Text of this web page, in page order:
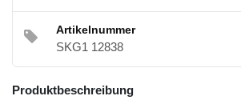
Artikelnummer
SKG1 12838
Produktbeschreibung